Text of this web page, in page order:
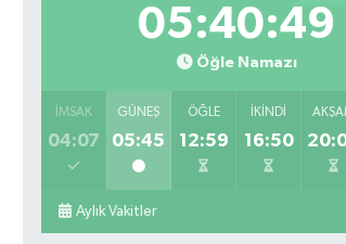
05:40:48
Öğle Namazı
İMSAK
04:07
GÜNEŞ
05:45
ÖĞLE
12:59
İKINDI
16:50
Aylık Vakitler